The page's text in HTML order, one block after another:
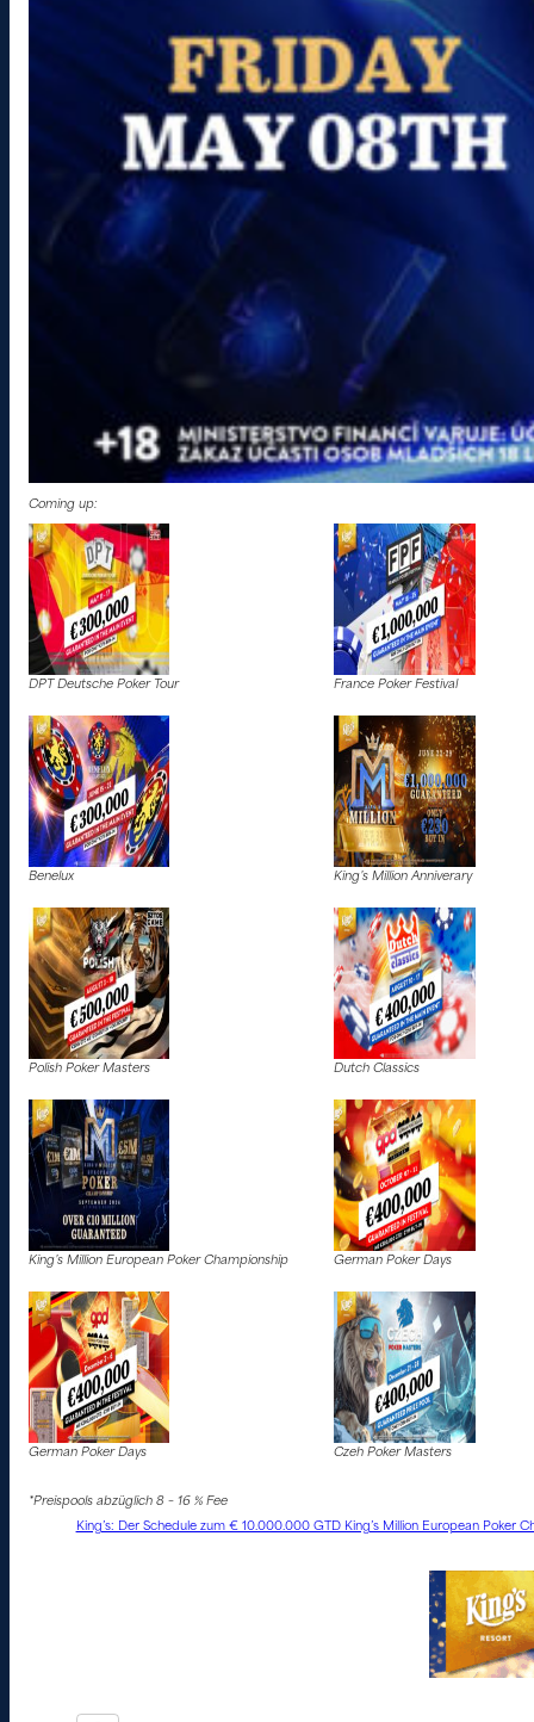
Coming up:
DPT Deutsche Poker Tour France Poker Festival
Benelux King’s Million Anniverary
Polish Poker Masters Dutch Classics
King’s Million European Poker Championship German Poker Days
German Poker Days Czeh Poker Masters
*Preispools abzüglich 8 – 16 % Fee
King’s: Der Schedule zum € 10.000.000 GTD King’s Million European Poker